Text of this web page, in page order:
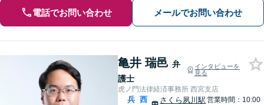
電話でお問い合わせ メールでお問い合わせ
亀井 瑞邑 弁
護士
インタビューを
見る
虎ノ門法律経済事務所 西宮支店
兵 西
さくら夙川駅 営業時間：10:00